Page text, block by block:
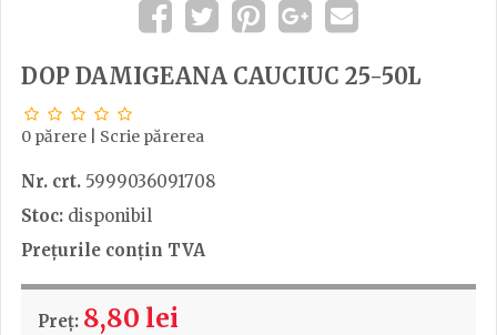
DOP DAMIGEANA CAUCIUC 25-50L
0 părere Scrie părerea
Nr. crt. 5999036091708
Stoc: disponibil
Prețurile conțin TVA
Preț: 8,80 lei